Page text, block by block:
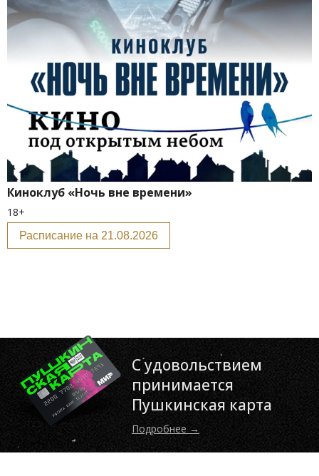
Киноклуб «Ночь вне времени»
18+
Расписание на 21.08.2026
С удовольствием
принимается
Пушкинская карта
Подробнее →